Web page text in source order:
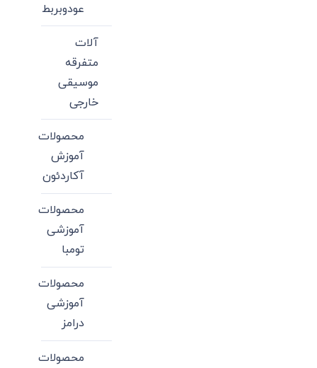
عودوبربط
آلات
متفرقه
موسیقی
خارجی
محصولات
آموزش
آکاردئون
محصولات
آموزشی
تومبا
محصولات
آموزشی
درامز
محصولات